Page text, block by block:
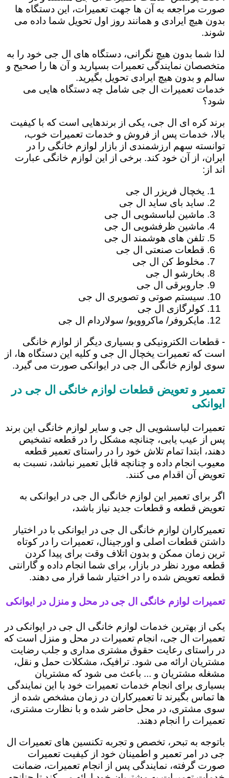
صورت مراجعه به آن ها جهت تعمیرات، این دستگاه ها
بدون هیچ ایرادی و همانند روز اول تحویل شما داده می
شوند.
لذا شما بدون هیچ نگرانی، دستگاه های ال جی خود را به
متخصصان نمایندگی تعمیرات بسپارید و آن ها را صحیح و
سالم و بدون هیچ ایرادی تحویل بگیرید.
خدمات تعمیرات ال جی شامل چه دستگاه هایی می
شود؟
برند کره ای ال جی، یکی از برندهایی است که با کیفیت
بالا، خدمات پس از فروش و خدمات تعمیرات خوب،
توانسته سهم ارزشمندی از بازار لوازم خانگی را در
ایران، از آن خود کند. برخی از این لوازم خانگی عبارت
اند از:
یخچال فریزر ال جی
ساید بای ساید ال جی
ماشین لباسشویی ال جی
ماشین ظرفشویی ال جی
تلفن های هوشمند ال جی
قطعات صنعتی ال جی
مخلوط کن ال جی
بخارشو ال جی
جاروبرقی ال جی
سیستم صوتی و تصویری ال جی
کولرگازی ال جی
مایکروفر/ ماکروویو/ سولاردام ال جی
- قطعات الکترونیکی و بسیاری دیگر از لوازم خانگی
است که تعمیرات یخچال ال جی و کلیه این دستگاه ها، از
سوی لوازم خانگی ال جی در ایوانکی صورت می گیرد.
تعمیر و تعویض قطعات لوازم خانگی ال جی در
ایوانکی
تعمیرات لباسشویی ال جی و سایر لوازم خانگی این برند
پس از عیب یابی، چنانچه مشکل را در قطعه تشخیص
دهند، ابتدا تمام تلاش خود را در راستای تعمیر قطعه
معیوب انجام داده و چنانچه قابل تعمیر نباشد، نسبت به
تعویض آن اقدام می کنند.
اگر برای تعمیر این لوازم خانگی ال جی در ایوانکی به
تعویض قطعه و قطعات جدید نیاز باشد،
تعمیرکاران لوازم خانگی ال جی در ایوانکی با در اختیار
داشتن قطعات اصلی و اورجینال، تعمیرات را در کوتاه
ترین زمان ممکن و بدون اتلاف وقت برای پیدا کردن
قطعه مورد نظر در بازار، برای شما انجام داده و گارانتی
قطعه تعویض شده را در اختیار شما قرار می دهند.
تعمیرات لوازم خانگی ال جی در محل و منزل در ایوانکی
یکی از بهترین خدمات لوازم خانگی ال جی در ایوانکی در
تعمیرات ال جی، انجام تعمیرات در محل و منزل است که
در راستای رعایت حقوق مشتری مداری و جلب رضایت
مشتریان ارائه می شود. ترافیک، مشکلات حمل و نقل،
مشغله مشتریان و ... باعث می شود که مشتریان
بسیاری برای انجام خدمات تعمیرات خود با این نمایندگی
ها تماس بگیرند تا تعمیرکاران در زمان مشخص شده از
سوی مشتری، در محل حاضر شده و با نظارت مشتری،
تعمیرات را انجام دهند.
باتوجه به تبحر، تخصص و تجربه تکنسین های تعمیرات ال
جی در امر تعمیر و اطمینان خود از کیفیت تعمیرات
صورت گرفته، نمایندگی پس از انجام تعمیرات، ضمانت